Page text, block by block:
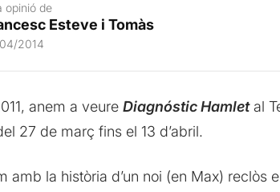
opinió de
Esteve i Tomàs
2014
anem a veure Diagnóstic Hamletal
27 de març fins el 13 d’abril.
amb la història d’un noi (en Max)